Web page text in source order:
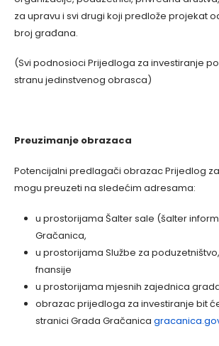
za upravu i svi drugi koji predlože projekat
broj građana.
(Svi podnosioci Prijedloga za investiranje
stranu jedinstvenog obrasca)
Preuzimanje obrazaca
Potencijalni predlagači obrazac Prijedlog
mogu preuzeti na sledećim adresama:
u prostorijama Šalter sale (šalter
Gračanica,
u prostorijama Službe za
fnansije
u prostorijama mjesnih zajednica
obrazac prijedloga za investiranje bit
stranici Grada Gračanica